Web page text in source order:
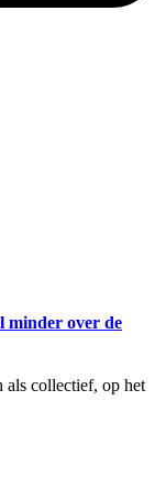
minder over de
als collectief, op het